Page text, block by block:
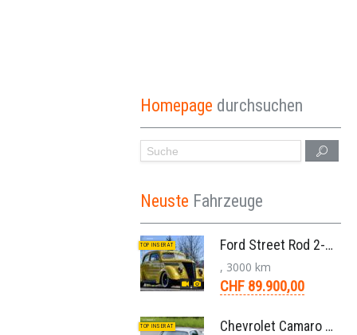
Homepage durchsuchen
Neuste Fahrzeuge
TOP INSERAT Ford Street Rod 2-Door V8 Aut. 1937
, 3000 km
CHF 89.900,00
TOP INSERAT Chevrolet Camaro SS 396 LS3 Coupe Aut. 1971